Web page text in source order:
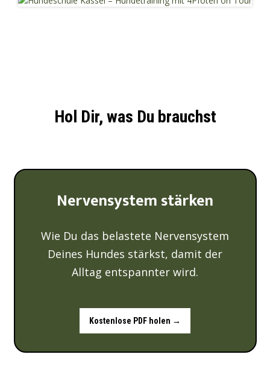
Hol Dir, was Du brauchst
Nervensystem stärken
Wie Du das belastete Nervensystem
Deines Hundes stärkst, damit der
Alltag entspannter wird.
Kostenlose PDF holen →